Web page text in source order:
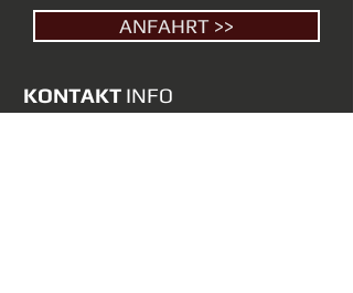
ANFAHRT >>
KONTAKT INFO